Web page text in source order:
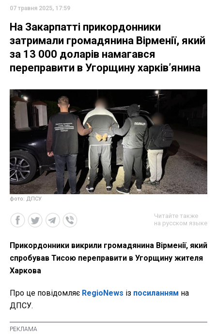
07 травня 2025, 17:59
На Закарпатті прикордонники
затримали громадянина Вірменії, який
за 13 000 доларів намагався
переправити в Угорщину харків’янина
фото: ДПСУ
Читайте также
на русском языке
Прикордонники викрили громадянина Вірменії, який
спробував Тисою переправити в Угорщину жителя
Харкова
Про це повідомляє RegioNews із посиланням на
ДПСУ.